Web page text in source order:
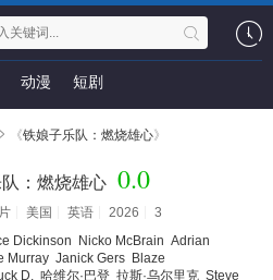
动漫 短剧
《铁娘子乐队：燃烧雄心》
：燃烧雄心 0.0
美国 英语 2026
3
Dickinson Nicko McBrain Adrian
Murray Janick Gers Blaze
D. 哈维尔·巴登 拉斯·乌尔里克 Steve